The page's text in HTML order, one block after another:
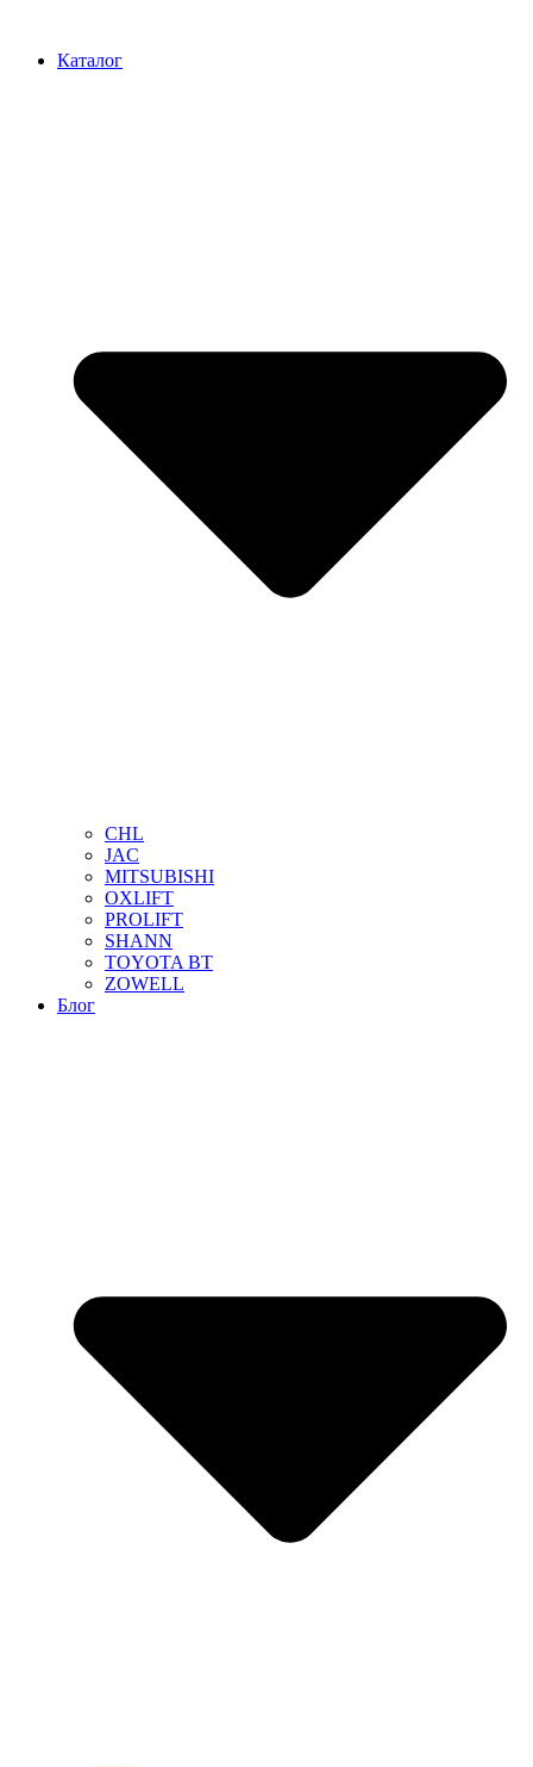
содержимому
Каталог
CHL
JAC
MITSUBISHI
OXLIFT
PROLIFT
SHANN
TOYOTA BT
ZOWELL
Блог